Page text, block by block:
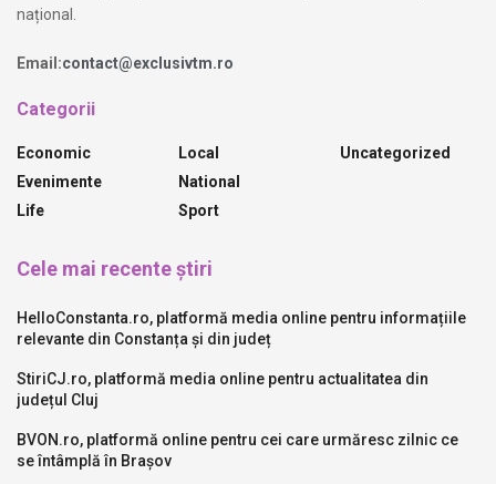
național.
Email:contact@exclusivtm.ro
Categorii
Economic
Evenimente
Life
Local
National
Sport
Uncategorized
Cele mai recente știri
HelloConstanta.ro, platformă media online pentru informațiile
relevante din Constanța și din județ
StiriCJ.ro, platformă media online pentru actualitatea din
județul Cluj
BVON.ro, platformă online pentru cei care urmăresc zilnic ce
se întâmplă în Brașov